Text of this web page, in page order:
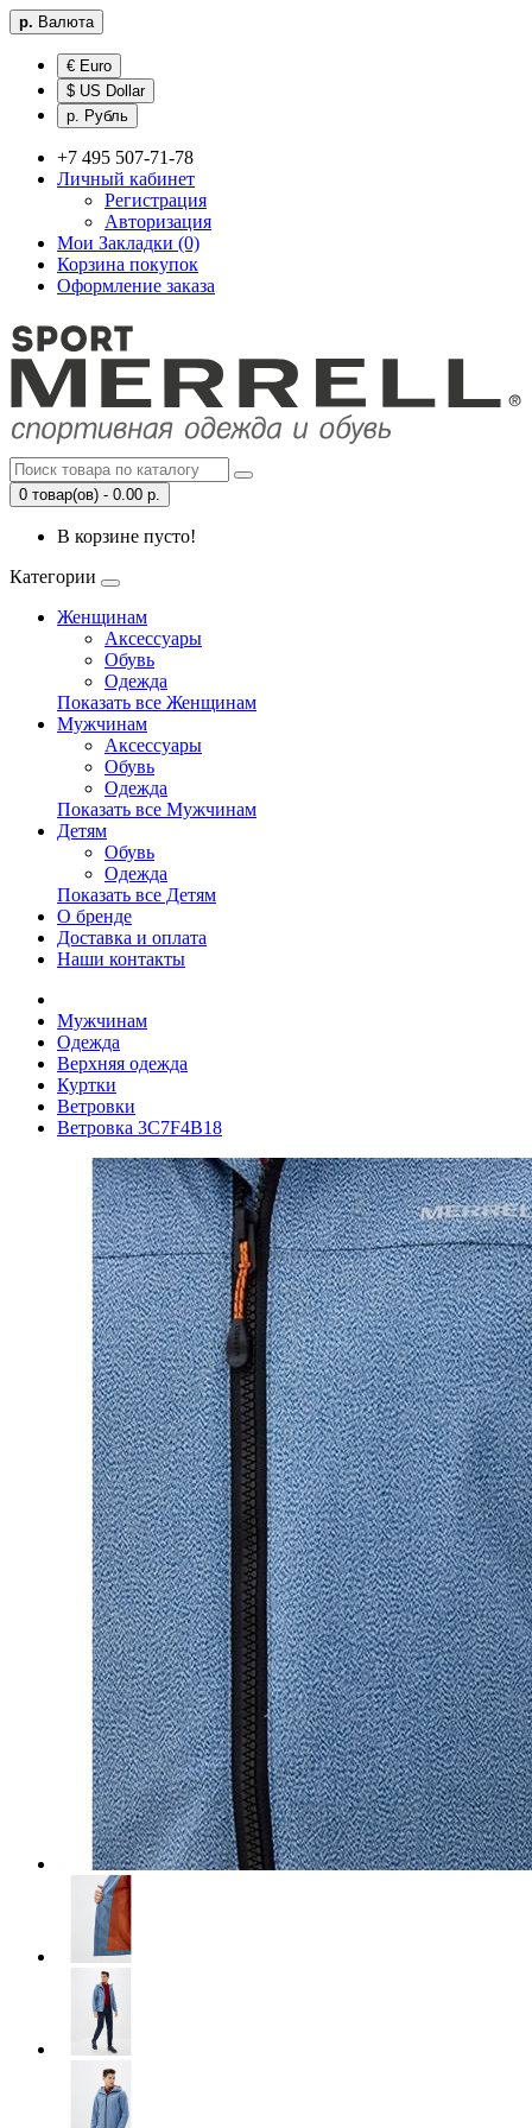
р. Валюта
€ Euro
$ US Dollar
р. Рубль
+7 495 507-71-78
Личный кабинет
Регистрация
Авторизация
Мои Закладки (0)
Корзина покупок
Оформление заказа
0 товар(ов) - 0.00 р.
В корзине пусто!
Категории
Женщинам
Аксессуары
Обувь
Одежда
Показать все Женщинам
Мужчинам
Аксессуары
Обувь
Одежда
Показать все Мужчинам
Детям
Обувь
Одежда
Показать все Детям
О бренде
Доставка и оплата
Наши контакты
Мужчинам
Одежда
Верхняя одежда
Куртки
Ветровки
Ветровка 3C7F4B18